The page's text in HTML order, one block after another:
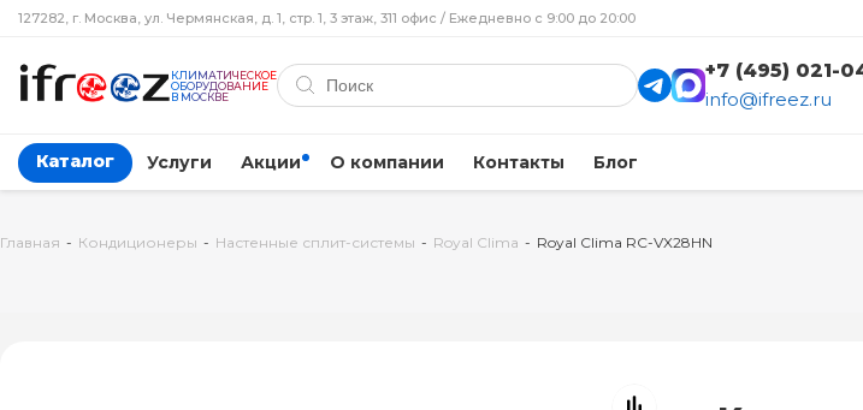
127282, г. Москва, ул. Чермянская, д. 1, стр. 1, 3 этаж, 311 офис / Ежедневно с 9:00 до 20:00
КЛИМАТИЧЕСКОЕ
ОБОРУДОВАНИЕ
В МОСКВЕ
+7 (495) 021-
info@ifreez.ru
Каталог Услуги Акции О компании Контакты Блог
Главная - Кондиционеры - Настенные сплит-системы - Royal Clima - Royal Clima RC-VX28HN